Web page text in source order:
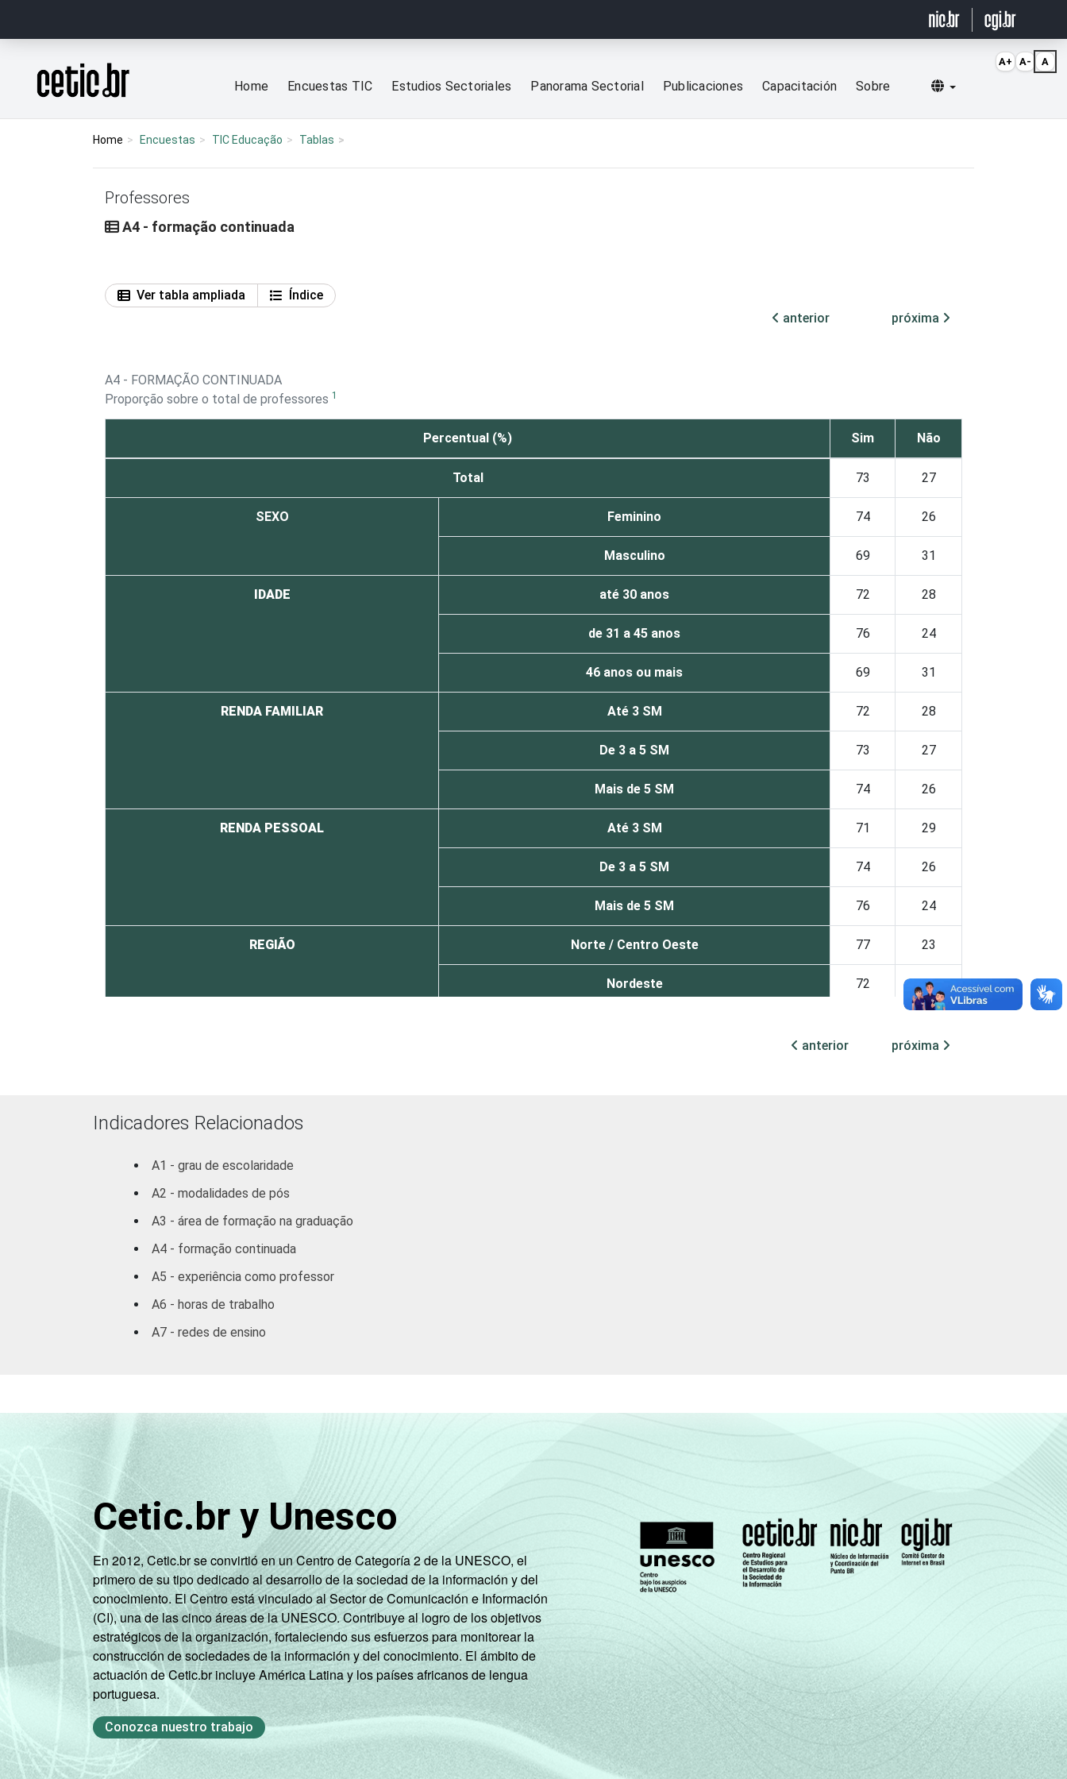
Página inicial
Home Encuestas TIC Estudios Sectoriales Panorama Sectorial Publicaciones Capacitación Sobre Selecionar idioma
Home Encuestas TIC Educação Tablas
Professores
A4 - formação continuada
Ver tabla ampliada
Índice
anterior
próxima
A4 - FORMAÇÃO CONTINUADA
Proporção sobre o total de professores 1
Percentual (%) Sim Não
Total 73 27
SEXO Feminino 74 26
Masculino 69 31
IDADE até 30 anos 72 28
de 31 a 45 anos 76 24
46 anos ou mais 69 31
RENDA FAMILIAR Até 3 SM 72 28
De 3 a 5 SM 73 27
Mais de 5 SM 74 26
RENDA PESSOAL Até 3 SM 71 29
De 3 a 5 SM 74 26
Mais de 5 SM 76 24
REGIÃO Norte / Centro Oeste 77 23
Nordeste 72 28
Não tem 74 26
1
Fonte: NIC.br - set/dez 2010
anterior próxima
Indicadores Relacionados
A1 - grau de escolaridade
A2 - modalidades de pós
A3 - área de formação na graduação
A4 - formação continuada
A5 - experiência como professor
A6 - horas de trabalho
A7 - redes de ensino
Cetic.br y Unesco
En 2012, Cetic.br se convirtió en un Centro de Categoría 2 de la UNESCO, el
primero de su tipo dedicado al desarrollo de la sociedad de la información y del
conocimiento. El Centro está vinculado al Sector de Comunicación e Información
(CI), una de las cinco áreas de la UNESCO. Contribuye al logro de los objetivos
estratégicos de la organización, fortaleciendo sus esfuerzos para monitorear la
construcción de sociedades de la información y del conocimiento. El ámbito de
actuación de Cetic.br incluye América Latina y los países africanos de lengua
portuguesa.
Conozca nuestro trabajo
A+ A- A